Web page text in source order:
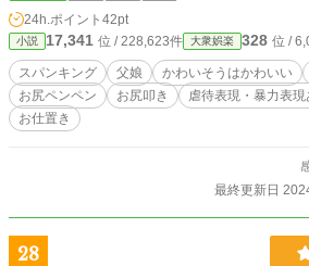
24h.ポイント 42pt
小説 17,341 位 / 228,623件 大衆娯楽 328 位 /
スパンキング 父娘 かわいそうはかわいい
お尻ペンペン
お尻叩き 虐待表現・暴力表現
お仕置き
最終更新日
28